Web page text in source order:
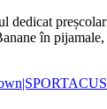
dedicat
în pijamale,